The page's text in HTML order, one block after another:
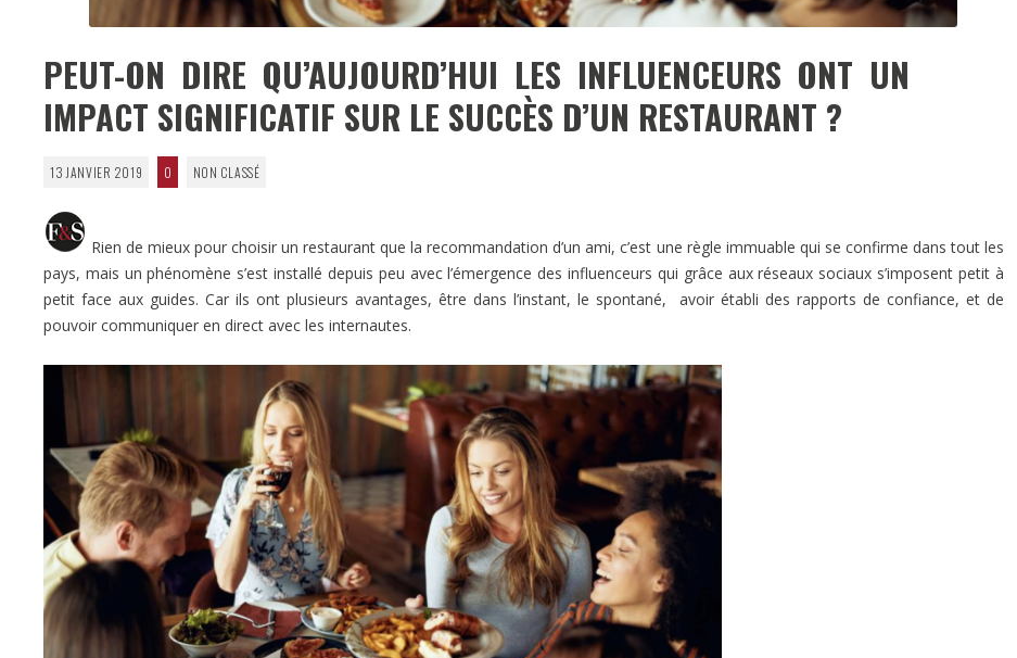
PEUT-ON DIRE QU’AUJOURD’HUI LES INFLUENCEURS ONT UN
IMPACT SIGNIFICATIF SUR LE SUCCÈS D’UN RESTAURANT ?
13 JANVIER 2019 0 NON CLASSÉ
Rien de mieux pour choisir un restaurant que la recommandation d’un ami, c’est une règle immuable qui se confirme dans tout les
pays, mais un phénomène s’est installé depuis peu avec l’émergence des influenceurs qui grâce aux réseaux sociaux s’imposent petit à
petit face aux guides. Car ils ont plusieurs avantages, être dans l’instant, le spontané, avoir établi des rapports de confiance, et de
pouvoir communiquer en direct avec les internautes.